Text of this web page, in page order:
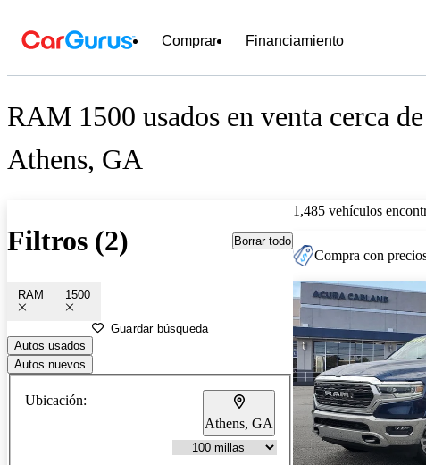
Comprar Financiamiento
RAM 1500 usados en venta cerca de
Athens, GA
Filtros (2) Borrar todo
RAM 1500
Guardar búsqueda
Autos usados
Autos nuevos
Ubicación:
Athens, GA
1,485 vehículos
Compra con